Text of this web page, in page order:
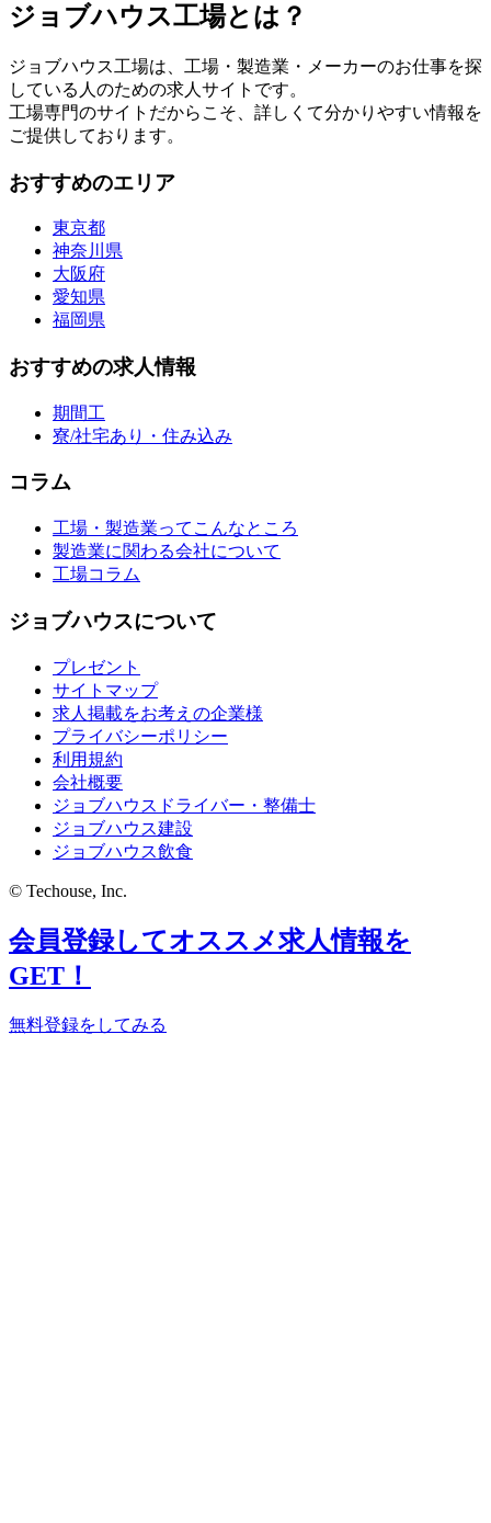
ジョブハウス工場とは？
ジョブハウス工場は、工場・製造業・メーカーのお仕事を探
している人のための求人サイトです。
工場専門のサイトだからこそ、詳しくて分かりやすい情報を
ご提供しております。
おすすめのエリア
東京都
神奈川県
大阪府
愛知県
福岡県
おすすめの求人情報
期間工
寮/社宅あり・住み込み
コラム
工場・製造業ってこんなところ
製造業に関わる会社について
工場コラム
ジョブハウスについて
プレゼント
サイトマップ
求人掲載をお考えの企業様
プライバシーポリシー
利用規約
会社概要
ジョブハウスドライバー・整備士
ジョブハウス建設
ジョブハウス飲食
© Techouse, Inc.
会員登録してオススメ求人情報を
GET！
無料登録をしてみる